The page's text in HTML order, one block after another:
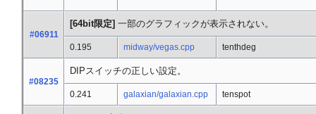
#06911
[64bit限定] 一部のグラフィックが表示されない。
0.195 midway/vegas.cpp tenthdeg
#08235
DIPスイッチの正しい設定。
0.241 galaxian/galaxian.cpp tenspot